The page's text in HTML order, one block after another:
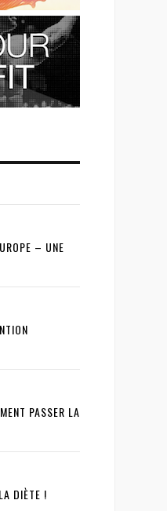
– UNE
PASSER LA
DIÈTE !